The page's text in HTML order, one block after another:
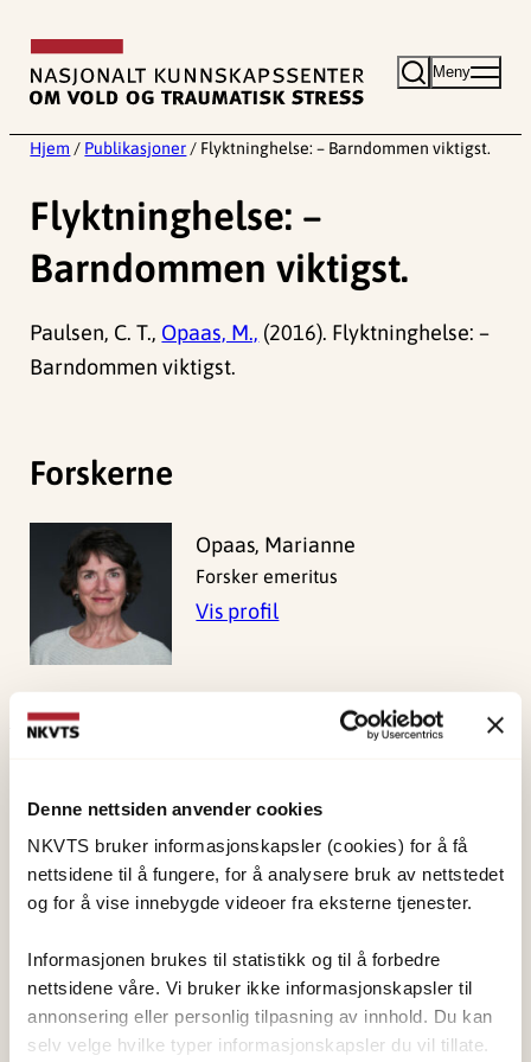
Denne nettsiden anvender cookies
NKVTS bruker informasjonskapsler (cookies) for å få
nettsidene til å fungere, for å analysere bruk av nettstedet
og for å vise innebygde videoer fra eksterne tjenester.
Informasjonen brukes til statistikk og til å forbedre
nettsidene våre. Vi bruker ikke informasjonskapsler til
annonsering eller personlig tilpasning av innhold. Du kan
selv velge hvilke typer informasjonskapsler du vil tillate.
innhold
Meny
Hjem / Publikasjoner / Flyktninghelse: – Barndommen viktigst.
Flyktninghelse: –
Barndommen viktigst.
Paulsen, C. T., Opaas, M., (2016). Flyktninghelse: –
Barndommen viktigst.
Forskerne
Opaas, Marianne
Forsker emeritus
Vis profil
NKVTS utvikler og sprer kunnskap og kompetanse
om vold og traumatisk stress. Formålet er å bidra
til å forebygge og redusere de helsemessige og